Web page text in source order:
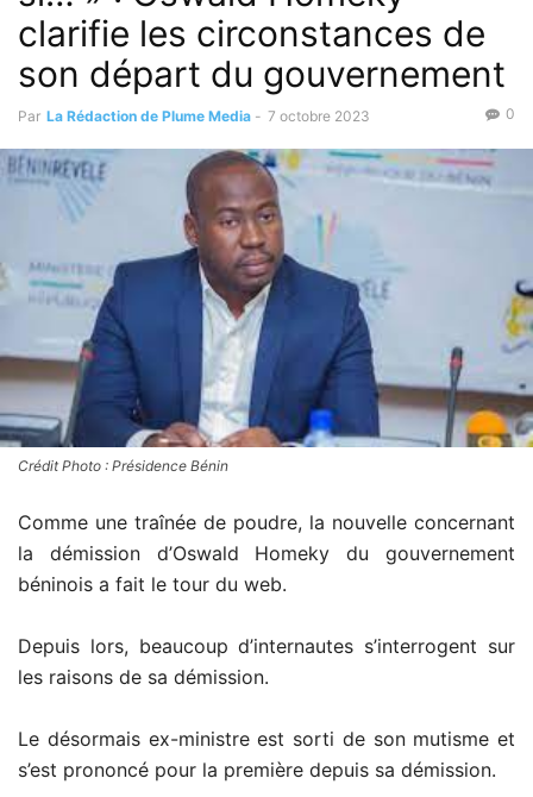
clarifie les circonstances de
son départ du gouvernement
Par La Rédaction de Plume Media - 7 octobre 2023 0
Crédit Photo : Présidence Bénin
Comme une traînée de poudre, la nouvelle concernant
la démission d’Oswald Homeky du gouvernement
béninois a fait le tour du web.
Depuis lors, beaucoup d’internautes s’interrogent sur
les raisons de sa démission.
Le désormais ex-ministre est sorti de son mutisme et
s’est prononcé pour la première depuis sa démission.